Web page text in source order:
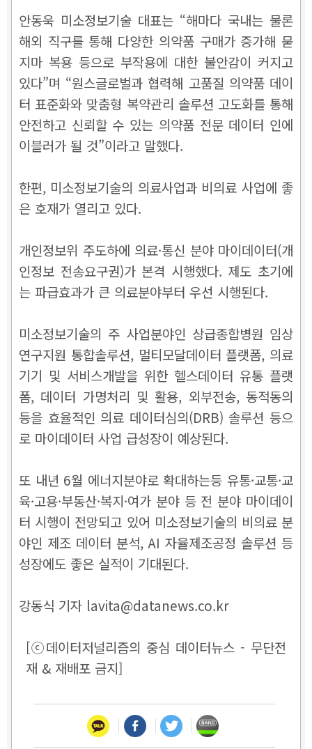
안동욱 미소정보기술 대표는 “해마다 국내는 물론
해외 직구를 통해 다양한 의약품 구매가 증가해 묻
지마 복용 등으로 부작용에 대한 불안감이 커지고
있다”며 “원스글로벌과 협력해 고품질 의약품 데이
터 표준화와 맞춤형 복약관리 솔루션 고도화를 통해
안전하고 신뢰할 수 있는 의약품 전문 데이터 인에
이블러가 될 것”이라고 말했다.
한편, 미소정보기술의 의료사업과 비의료 사업에 좋
은 호재가 열리고 있다.
개인정보위 주도하에 의료·통신 분야 마이데이터(개
인정보 전송요구권)가 본격 시행했다. 제도 초기에
는 파급효과가 큰 의료분야부터 우선 시행된다.
미소정보기술의 주 사업분야인 상급종합병원 임상
연구지원 통합솔루션, 멀티모달데이터 플랫폼, 의료
기기 및 서비스개발을 위한 헬스데이터 유통 플랫
폼, 데이터 가명처리 및 활용, 외부전송, 동적동의
등을 효율적인 의료 데이터심의(DRB) 솔루션 등으
로 마이데이터 사업 급성장이 예상된다.
또 내년 6월 에너지분야로 확대하는등 유통·교통·교
육·고용·부동산·복지·여가 분야 등 전 분야 마이데이
터 시행이 전망되고 있어 미소정보기술의 비의료 분
야인 제조 데이터 분석, AI 자율제조공정 솔루션 등
성장에도 좋은 실적이 기대된다.
강동식 기자 lavita@datanews.co.kr
[ⓒ데이터저널리즘의 중심 데이터뉴스 - 무단전
재 & 재배포 금지]